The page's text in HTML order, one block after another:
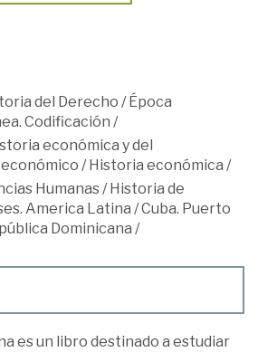
del Derecho / Época
Codificación /
económica y del
/ Historia económica /
Humanas/ Historia de
America Latina /Cuba. Puerto
Dominicana /
es un libro destinado a estudiar